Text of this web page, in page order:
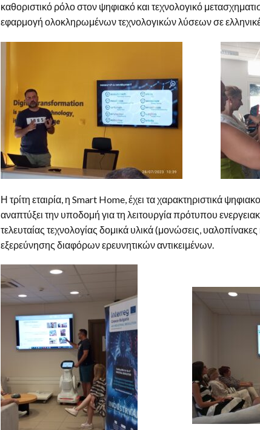
καθοριστικό ρόλο στον ψηφιακό και τεχνολογικό
εφαρμογή ολοκληρωμένων τεχνολογικών λύσεων σε ελληνικές
Η τρίτη εταιρία, η Smart Home, έχει τα χαρακτηριστικά
αναπτύξει την υποδομή για τη λειτουργία πρότυπου
τελευταίας τεχνολογίας δομικά υλικά (μονώσεις,
εξερεύνησης διαφόρων ερευνητικών αντικειμένων.